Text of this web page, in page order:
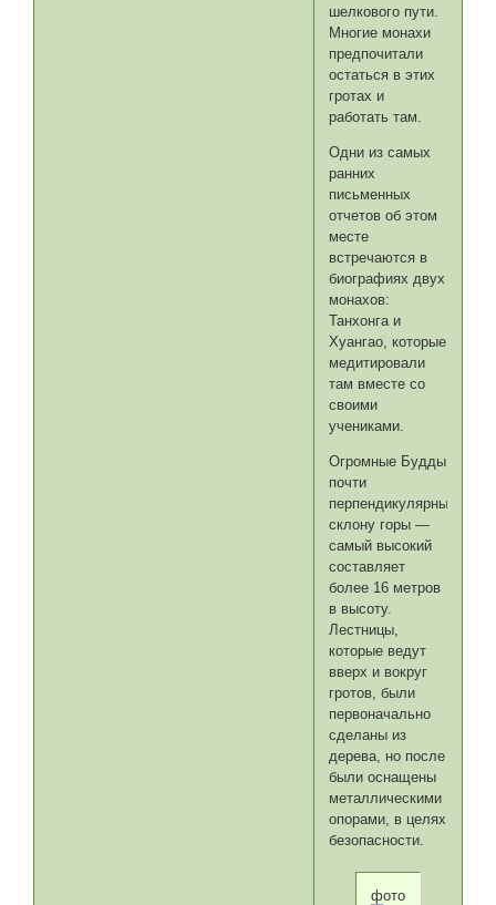
шелкового пути.
Многие монахи
предпочитали
остаться в этих
гротах и
работать там.
Одни из самых
ранних
письменных
отчетов об этом
месте
встречаются в
биографиях двух
монахов:
Танхонга и
Хуангао, которые
медитировали
там вместе со
своими
учениками.
Огромные Будды
почти
перпендикулярны
склону горы —
самый высокий
составляет
более 16 метров
в высоту.
Лестницы,
которые ведут
вверх и вокруг
гротов, были
первоначально
сделаны из
дерева, но после
были оснащены
металлическими
опорами, в целях
безопасности.
фото